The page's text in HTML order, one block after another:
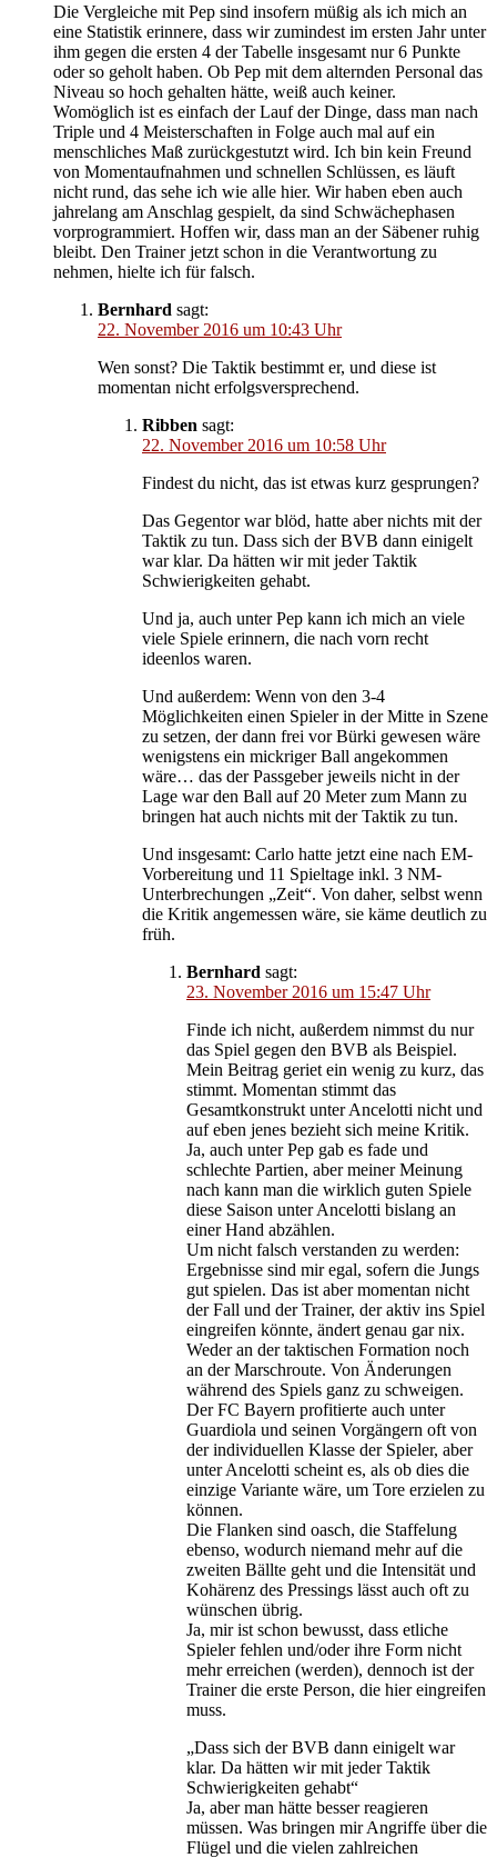
Die Vergleiche mit Pep sind insofern müßig als ich mich an
eine Statistik erinnere, dass wir zumindest im ersten Jahr unter
ihm gegen die ersten 4 der Tabelle insgesamt nur 6 Punkte
oder so geholt haben. Ob Pep mit dem alternden Personal das
Niveau so hoch gehalten hätte, weiß auch keiner.
Womöglich ist es einfach der Lauf der Dinge, dass man nach
Triple und 4 Meisterschaften in Folge auch mal auf ein
menschliches Maß zurückgestutzt wird. Ich bin kein Freund
von Momentaufnahmen und schnellen Schlüssen, es läuft
nicht rund, das sehe ich wie alle hier. Wir haben eben auch
jahrelang am Anschlag gespielt, da sind Schwächephasen
vorprogrammiert. Hoffen wir, dass man an der Säbener ruhig
bleibt. Den Trainer jetzt schon in die Verantwortung zu
nehmen, hielte ich für falsch.
Bernhard sagt:
22. November 2016 um 10:43 Uhr
Wen sonst? Die Taktik bestimmt er, und diese ist
momentan nicht erfolgsversprechend.
Ribben sagt:
22. November 2016 um 10:58 Uhr
Findest du nicht, das ist etwas kurz gesprungen?
Das Gegentor war blöd, hatte aber nichts mit der
Taktik zu tun. Dass sich der BVB dann einigelt
war klar. Da hätten wir mit jeder Taktik
Schwierigkeiten gehabt.
Und ja, auch unter Pep kann ich mich an viele
viele Spiele erinnern, die nach vorn recht
ideenlos waren.
Und außerdem: Wenn von den 3-4
Möglichkeiten einen Spieler in der Mitte in Szene
zu setzen, der dann frei vor Bürki gewesen wäre
wenigstens ein mickriger Ball angekommen
wäre… das der Passgeber jeweils nicht in der
Lage war den Ball auf 20 Meter zum Mann zu
bringen hat auch nichts mit der Taktik zu tun.
Und insgesamt: Carlo hatte jetzt eine nach EM-
Vorbereitung und 11 Spieltage inkl. 3 NM-
Unterbrechungen „Zeit“. Von daher, selbst wenn
die Kritik angemessen wäre, sie käme deutlich zu
früh.
Bernhard sagt:
23. November 2016 um 15:47 Uhr
Finde ich nicht, außerdem nimmst du nur
das Spiel gegen den BVB als Beispiel.
Mein Beitrag geriet ein wenig zu kurz, das
stimmt. Momentan stimmt das
Gesamtkonstrukt unter Ancelotti nicht und
auf eben jenes bezieht sich meine Kritik.
Ja, auch unter Pep gab es fade und
schlechte Partien, aber meiner Meinung
nach kann man die wirklich guten Spiele
diese Saison unter Ancelotti bislang an
einer Hand abzählen.
Um nicht falsch verstanden zu werden:
Ergebnisse sind mir egal, sofern die Jungs
gut spielen. Das ist aber momentan nicht
der Fall und der Trainer, der aktiv ins Spiel
eingreifen könnte, ändert genau gar nix.
Weder an der taktischen Formation noch
an der Marschroute. Von Änderungen
während des Spiels ganz zu schweigen.
Der FC Bayern profitierte auch unter
Guardiola und seinen Vorgängern oft von
der individuellen Klasse der Spieler, aber
unter Ancelotti scheint es, als ob dies die
einzige Variante wäre, um Tore erzielen zu
können.
Die Flanken sind oasch, die Staffelung
ebenso, wodurch niemand mehr auf die
zweiten Bällte geht und die Intensität und
Kohärenz des Pressings lässt auch oft zu
wünschen übrig.
Ja, mir ist schon bewusst, dass etliche
Spieler fehlen und/oder ihre Form nicht
mehr erreichen (werden), dennoch ist der
Trainer die erste Person, die hier eingreifen
muss.
„Dass sich der BVB dann einigelt war
klar. Da hätten wir mit jeder Taktik
Schwierigkeiten gehabt“
Ja, aber man hätte besser reagieren
müssen. Was bringen mir Angriffe über die
Flügel und die vielen zahlreichen